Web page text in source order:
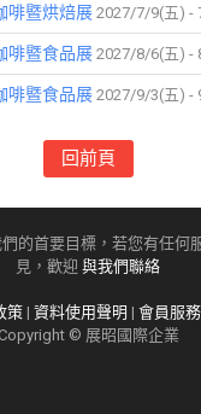
啡暨烘焙展 2027/7/9(五) -
啡暨食品展 2027/8/6(五) -
啡暨食品展 2027/9/3(五) -
回前頁
的首要目標，若您有任何
見，歡迎 與我們聯絡
策| 資料使用聲明 | 會員服
Copyright © 展昭國際企業